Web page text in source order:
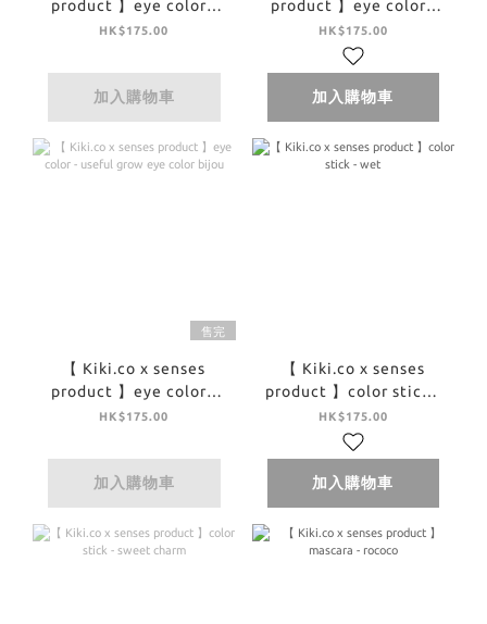
product 】eye color -
pail polish
HK$175.00
加入購物車
product 】eye color -
lotus
HK$175.00
加入購物車
售完
【 Kiki.co x senses
product 】eye color -
useful grow eye color
HK$175.00
加入購物車
【 Kiki.co x senses
product 】color stick -
wet
HK$175.00
加入購物車